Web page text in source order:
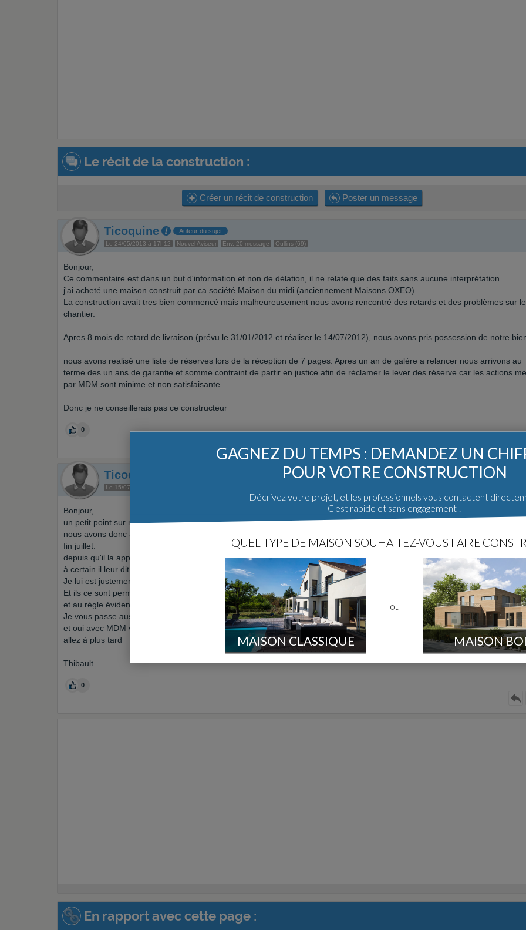
Le récit de la construction :
Créer un récit de construction Poster un message
Ticoquine Auteur du sujet
Le 24/05/2013 à 17h12 Nouvel Aviseur Env. 20 message Oullins (69)
Bonjour,
Ce commentaire est dans un but d'information et non de délation, il ne relate que des faits sans aucune interprétation.
j'ai acheté une maison construit par ca société Maison du midi (anciennement Maisons OXEO).
La construction avait tres bien commencé mais malheureusement nous avons rencontré des retards et des problèmes sur le
chantier.
Apres 8 mois de retard de livraison (prévu le 31/01/2012 et réaliser le 14/07/2012), nous avons pris possession de notre
nous avons realisé une liste de réserves lors de la réception de 7 pages. Apres un an de galère a relancer nous arrivons au
terme des un ans de garantie et somme contraint de partir en justice afin de réclamer le lever des réserve car les actions
par MDM sont minime et non satisfaisante.
Donc je ne conseillerais pas ce constructeur
0
Ticoquine
Le 15/07/2013 à 07h11
Bonjour,
un petit point sur notre aventure.
nous avons donc assigné en justice le promoteur-constructeur et passeront en procès pour la désignation d'un expert
fin juillet.
depuis qu'il la appris il a commencé un travail de sac auprès de nos voisins.
à certain il leur dit que si il ne fait pas telle ou telle reprise c'est à cause de moi qui est porté plainte.
Je lui est justement interdit l'accès à ma maison en attente de l'expert judiciaire ce par mail, courrier et par mon avocat en AR.
Et ils ce sont permis de venir a deux reprises en mon absence pour réaliser des opérations non conforme au cahier des
et au règle évidente de l'art (je vous mettrais un photo de ce que MDM appel un jolie joint de dilatation).
Je vous passe aussi le fait qu'il continue à dire à mes voisin qu'il font ce qu'ils veulent chez moi même si je leur interdit
et oui avec MDM vous n'êtes pas chez vous mais chez eux.
allez à plus tard
Thibault
0
En rapport avec cette page :
GAGNEZ DU TEMPS : DEMANDEZ UN
POUR VOTRE CONSTRUCTION
Décrivez votre projet, et les professionnels vous contactent
C'est rapide et sans engagement !
QUEL TYPE DE MAISON SOUHAITEZ-VOUS FAIRE
MAISON CLASSIQUE
ou
MAISON